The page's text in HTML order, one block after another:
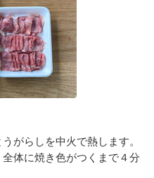
がらしを中火で熱します。
体に焼き色がつくまで４分